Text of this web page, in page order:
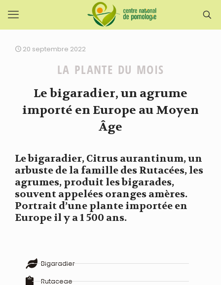
20 septembre 2022
LA PLANTE DU MOIS
Le bigaradier, un agrume
importé en Europe au Moyen
Âge
Le bigaradier, Citrus aurantinum, un
arbuste de la famille des Rutacées, les
agrumes, produit les bigarades,
souvent appelées oranges amères.
Portrait d’une plante importée en
Europe il y a 1 500 ans.
Bigaradier
Rutaceae